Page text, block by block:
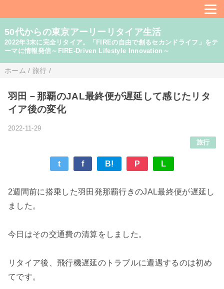
50代からの東京アーリーリタイア生活
2022年3末に完全リタイア。「FIREの自由で創るセカンドライフ」をテ
ーマに情報発信～FIRE-Driven Lifestyle Innovation～
ホーム / 旅行 /
羽田－那覇のJAL最終便が遅延して感じたリタ
イア後の変化
2022-11-29
旅行
t f B! P L
2週間前に搭乗した羽田発那覇行きのJAL最終便が遅延し
ました。
今日はその交通費の清算をしました。
リタイア後、飛行機遅延のトラブルに遭遇するのは初め
てです。